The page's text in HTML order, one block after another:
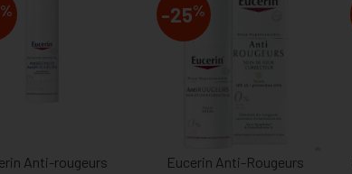
%
Anti-rougeurs
-25%
Eucerin Anti-Rougeurs